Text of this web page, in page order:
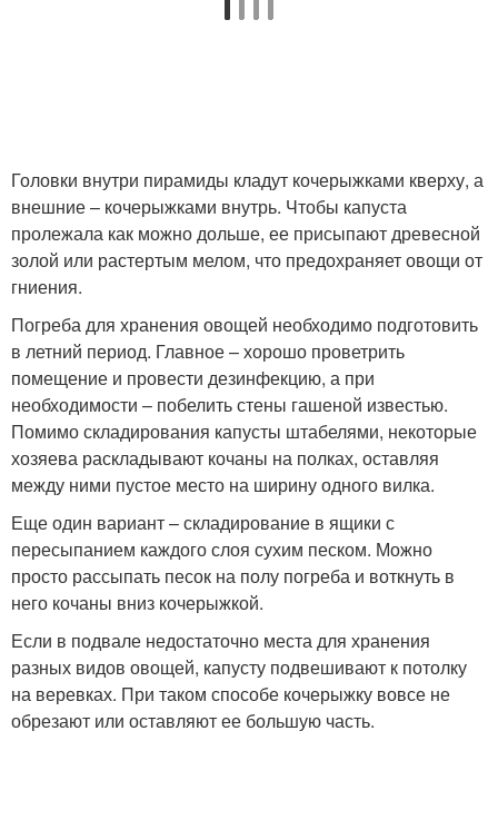
Головки внутри пирамиды кладут кочерыжками кверху, а
внешние – кочерыжками внутрь. Чтобы капуста
пролежала как можно дольше, ее присыпают древесной
золой или растертым мелом, что предохраняет овощи от
гниения.
Погреба для хранения овощей необходимо подготовить
в летний период. Главное – хорошо проветрить
помещение и провести дезинфекцию, а при
необходимости – побелить стены гашеной известью.
Помимо складирования капусты штабелями, некоторые
хозяева раскладывают кочаны на полках, оставляя
между ними пустое место на ширину одного вилка.
Еще один вариант – складирование в ящики с
пересыпанием каждого слоя сухим песком. Можно
просто рассыпать песок на полу погреба и воткнуть в
него кочаны вниз кочерыжкой.
Если в подвале недостаточно места для хранения
разных видов овощей, капусту подвешивают к потолку
на веревках. При таком способе кочерыжку вовсе не
обрезают или оставляют ее большую часть.